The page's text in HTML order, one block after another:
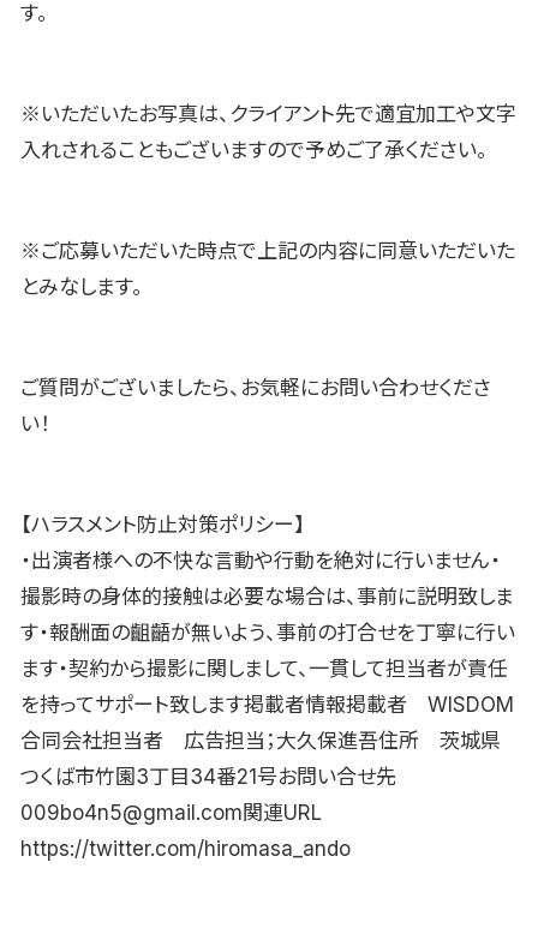
す。
※いただいたお写真は、クライアント先で適宜加工や文字
入れされることもございますので予めご了承ください。
※ご応募いただいた時点で上記の内容に同意いただいた
とみなします。
ご質問がございましたら、お気軽にお問い合わせくださ
い！
【ハラスメント防止対策ポリシー】
・出演者様への不快な言動や行動を絶対に行いません・
撮影時の身体的接触は必要な場合は、事前に説明致しま
す・報酬面の齟齬が無いよう、事前の打合せを丁寧に行い
ます・契約から撮影に関しまして、一貫して担当者が責任
を持ってサポート致します掲載者情報掲載者 WISDOM
合同会社担当者 広告担当；大久保進吾住所 茨城県
つくば市竹園3丁目34番21号お問い合せ先
009bo4n5@gmail.com関連URL
https://twitter.com/hiromasa_ando